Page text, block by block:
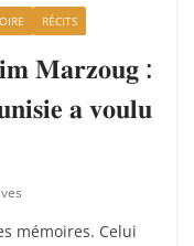
RÉCITS
𝐌𝐚𝐫𝐳𝐨𝐮𝐠 :
𝐚 𝐯𝐨𝐮𝐥𝐮
mémoires. Celui